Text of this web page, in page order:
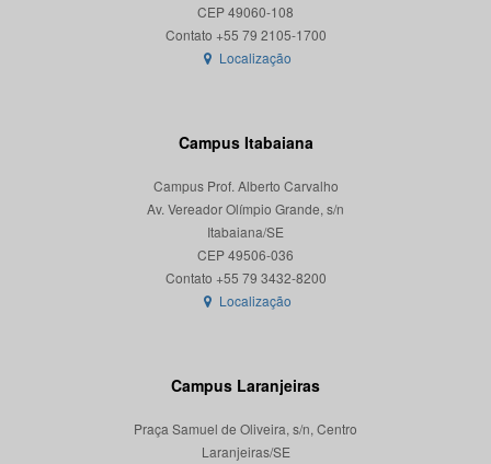
CEP 49060-108
Localização
Campus Itabaiana
Campus Prof. Alberto Carvalho
Av. Vereador Olímpio Grande, s/n
Itabaiana/SE
CEP 49506-036
Localização
Campus Laranjeiras
Praça Samuel de Oliveira, s/n, Centro
Laranjeiras/SE